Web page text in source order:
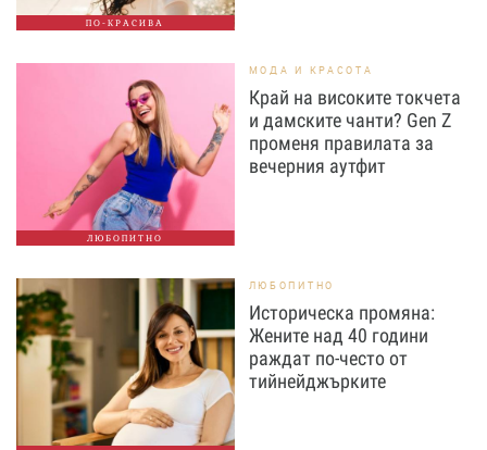
ПО-КРАСИВА
ЛЮБОПИТНО
МОДА И КРАСОТА
Край на високите токчета
и дамските чанти? Gen Z
променя правилата за
вечерния аутфит
ЛЮБОПИТНО
Историческа промяна:
Жените над 40 години
раждат по-често от
тийнейджърките